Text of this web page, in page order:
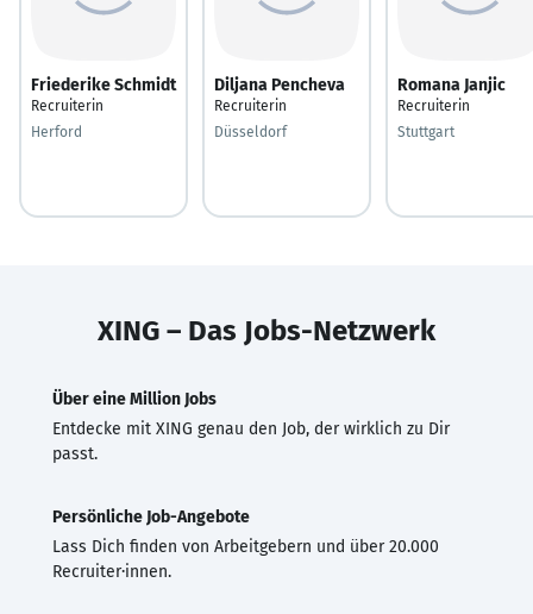
Friederike Schmidt
Recruiterin
Herford
Diljana Pencheva
Recruiterin
Düsseldorf
Romana Janjic
Recruiterin
Stuttgart
XING – Das Jobs-Netzwerk
Über eine Million Jobs
Entdecke mit XING genau den Job, der wirklich zu Dir
passt.
Persönliche Job-Angebote
Lass Dich finden von Arbeitgebern und über 20.000
Recruiter·innen.